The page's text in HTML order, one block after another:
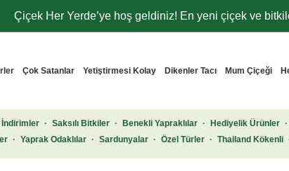
Çiçek Her Yerde’ye hoş geldiniz! En yeni çiçek ve
Çok Satanlar Yetiştirmesi Kolay Dikenler Tacı Mum Çiçeği
İndirimler · Saksılı Bitkiler · Benekli Yapraklılar · Hediyelik Ürünler ·
· Yaprak Odaklılar · Sardunyalar · Özel Türler · Thailand Kökenli